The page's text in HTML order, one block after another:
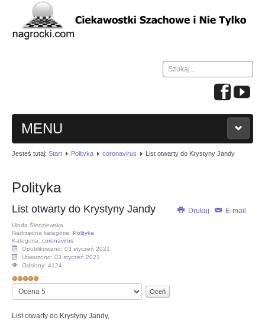
Szukaj...
MENU
HOME
WIADOMOŚCI
NAUKA GRY W SZACHY
TURNIEJE
OPINIE, KONTROWERSJE
POLITYKA
Jesteś tutaj: Start Polityka coronavirus List otwarty do Krystyny Jandy
Polityka
Drukuj E-mail
List otwarty do Krystyny Jandy
Hinda Śledziewska
Nadrzędna kategoria: Polityka
Kategoria: coronavirus
Opublikowano: 03 styczeń 2021
Utworzono: 03 styczeń 2021
Odsłony: 4124
Ocena
użytkowników:
Proszę,
oceń
List otwarty do Krystyny Jandy,